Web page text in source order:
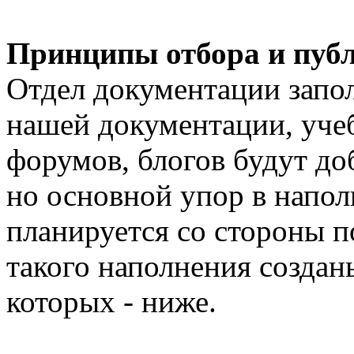
Принципы отбора и
Отдел документации
нашей документации,
форумов, блогов будут
но основной упор в
планируется со стороны
такого наполнения
которых - ниже.